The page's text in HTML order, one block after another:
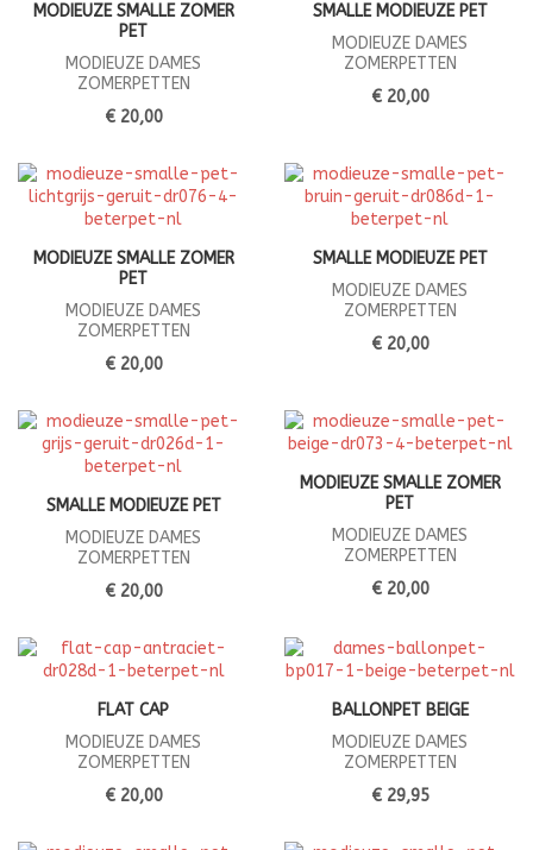
MODIEUZE SMALLE ZOMER
PET
MODIEUZE DAMES
ZOMERPETTEN
€ 20,00
SMALLE MODIEUZE PET
MODIEUZE DAMES
ZOMERPETTEN
€ 20,00
MODIEUZE SMALLE ZOMER
PET
MODIEUZE DAMES
ZOMERPETTEN
€ 20,00
SMALLE MODIEUZE PET
MODIEUZE DAMES
ZOMERPETTEN
€ 20,00
SMALLE MODIEUZE PET
MODIEUZE DAMES
ZOMERPETTEN
€ 20,00
MODIEUZE SMALLE ZOMER
PET
MODIEUZE DAMES
ZOMERPETTEN
€ 20,00
FLAT CAP
MODIEUZE DAMES
ZOMERPETTEN
€ 20,00
BALLONPET BEIGE
MODIEUZE DAMES
ZOMERPETTEN
€ 29,95